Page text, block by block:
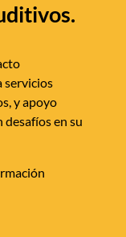
servicios
y apoyo
en su